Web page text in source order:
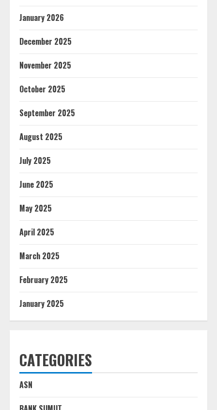
January 2026
December 2025
November 2025
October 2025
September 2025
August 2025
July 2025
June 2025
May 2025
April 2025
March 2025
February 2025
January 2025
CATEGORIES
ASN